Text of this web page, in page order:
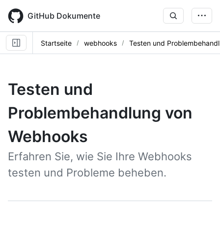
main
content
GitHub Dokumente
Startseite webhooks Testen und
Testen und
Problembehandlung von
Webhooks
Erfahren Sie, wie Sie Ihre Webhooks
testen und Probleme beheben.